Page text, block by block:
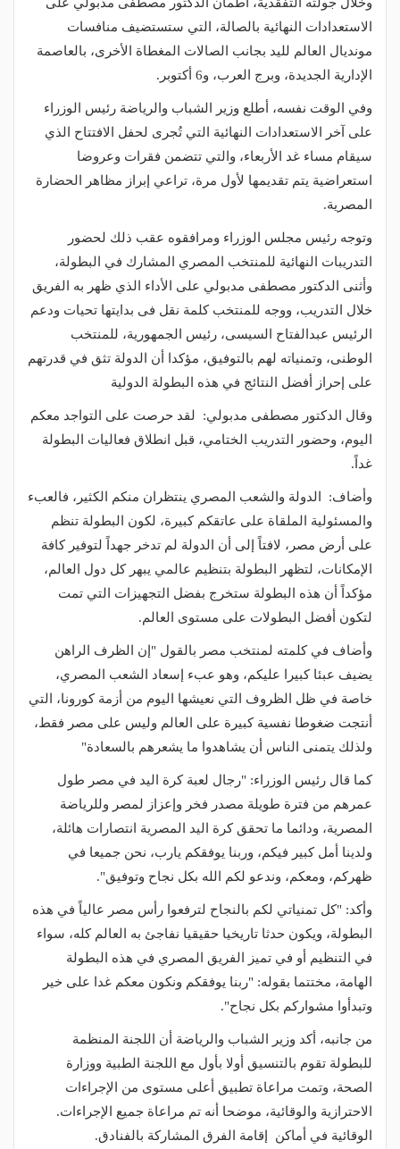
الاستعدادات النهائية بالصالة، التي ستستضيف منافسات
مونديال العالم لليد بجانب الصالات المغطاة الأخرى، بالعاصمة
الإدارية الجديدة، وبرج العرب، و6 أكتوبر.
وفي الوقت نفسه، أطلع وزير الشباب والرياضة رئيس الوزراء
على آخر الاستعدادات النهائية التي تُجرى لحفل الافتتاح الذي
سيقام مساء غد الأربعاء، والتي تتضمن فقرات وعروضا
استعراضية يتم تقديمها لأول مرة، تراعي إبراز مظاهر الحضارة
المصرية.
وتوجه رئيس مجلس الوزراء ومرافقوه عقب ذلك لحضور
التدريبات النهائية للمنتخب المصري المشارك في البطولة،
وأثنى الدكتور مصطفى مدبولي على الأداء الذي ظهر به الفريق
خلال التدريب، ووجه للمنتخب كلمة نقل فى بدايتها تحيات ودعم
الرئيس عبدالفتاح السيسى، رئيس الجمهورية، للمنتخب
الوطنى، وتمنياته لهم بالتوفيق، مؤكدا أن الدولة تثق في قدرتهم
على إحراز أفضل النتائج في هذه البطولة الدولية
وقال الدكتور مصطفى مدبولي: لقد حرصت على التواجد معكم
اليوم، وحضور التدريب الختامي، قبل انطلاق فعاليات البطولة
غداً.
وأضاف: الدولة والشعب المصري ينتظران منكم الكثير، فالعبء
والمسئولية الملقاة على عاتقكم كبيرة، لكون البطولة تنظم
على أرض مصر، لافتاً إلى أن الدولة لم تدخر جهداً لتوفير كافة
الإمكانات، لتظهر البطولة بتنظيم عالمي يبهر كل دول العالم،
مؤكداً أن هذه البطولة ستخرج بفضل التجهيزات التي تمت
لتكون أفضل البطولات على مستوى العالم.
وأضاف في كلمته لمنتخب مصر بالقول "إن الظرف الراهن
يضيف عبئا كبيرا عليكم، وهو عبء إسعاد الشعب المصري،
خاصة في ظل الظروف التي نعيشها اليوم من أزمة كورونا، التي
أنتجت ضغوطا نفسية كبيرة على العالم وليس على مصر فقط،
ولذلك يتمنى الناس أن يشاهدوا ما يشعرهم بالسعادة"
كما قال رئيس الوزراء: "رجال لعبة كرة اليد في مصر طول
عمرهم من فترة طويلة مصدر فخر وإعزاز لمصر وللرياضة
المصرية، ودائما ما تحقق كرة اليد المصرية انتصارات هائلة،
ولدينا أمل كبير فيكم، وربنا يوفقكم يارب، نحن جميعا في
ظهركم، ومعكم، وندعو لكم الله بكل نجاح وتوفيق".
وأكد: "كل تمنياتي لكم بالنجاح لترفعوا رأس مصر عالياً في هذه
البطولة، ويكون حدثا تاريخيا حقيقيا نفاجئ به العالم كله، سواء
في التنظيم أو في تميز الفريق المصري في هذه البطولة
الهامة، مختتما بقوله: "ربنا يوفقكم ونكون معكم غدا على خير
وتبدأوا مشواركم بكل نجاح".
من جانبه، أكد وزير الشباب والرياضة أن اللجنة المنظمة
للبطولة تقوم بالتنسيق أولا بأول مع اللجنة الطبية ووزارة
الصحة، وتمت مراعاة تطبيق أعلى مستوى من الإجراءات
الاحترازية والوقائية، موضحا أنه تم مراعاة جميع الإجراءات.
الوقائية في أماكن إقامة الفرق المشاركة بالفنادق.